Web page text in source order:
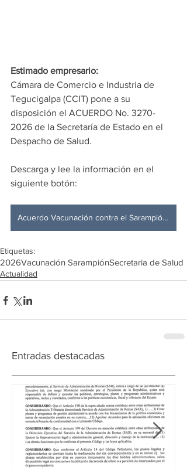
Estimado empresario:
Cámara de Comercio e Industria de
Tegucigalpa (CCIT) pone a su
disposición el ACUERDO No. 3270-
2026 de la Secretaría de Estado en el
Despacho de Salud.
Descarga y lee la información en el
siguiente botón:
Acuerdo Vacunación contra el Sarampión obligatoria
Etiquetas:
2026Vacunación SarampiónSecretaria de Salud
Actualidad
Entradas destacadas